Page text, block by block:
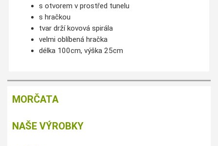
s otvorem v prostřed tunelu
s hračkou
tvar drží kovová spirála
velmi oblíbená hračka
délka 100cm, výška 25cm
MORČATA
NAŠE VÝROBKY